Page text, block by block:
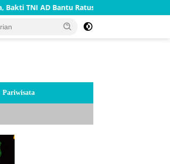
AD Bantu Ratusan Warga Sumenep
Pariwisata